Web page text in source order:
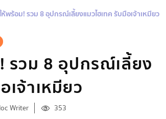
ห้พร้อม! รวม 8 อุปกรณ์เลี้ยงแมวไฮเทค รับมือเจ้าเหมียว
รวม 8 อุปกรณ์เลี้ยง
เจ้าเหมียว
Writer 353